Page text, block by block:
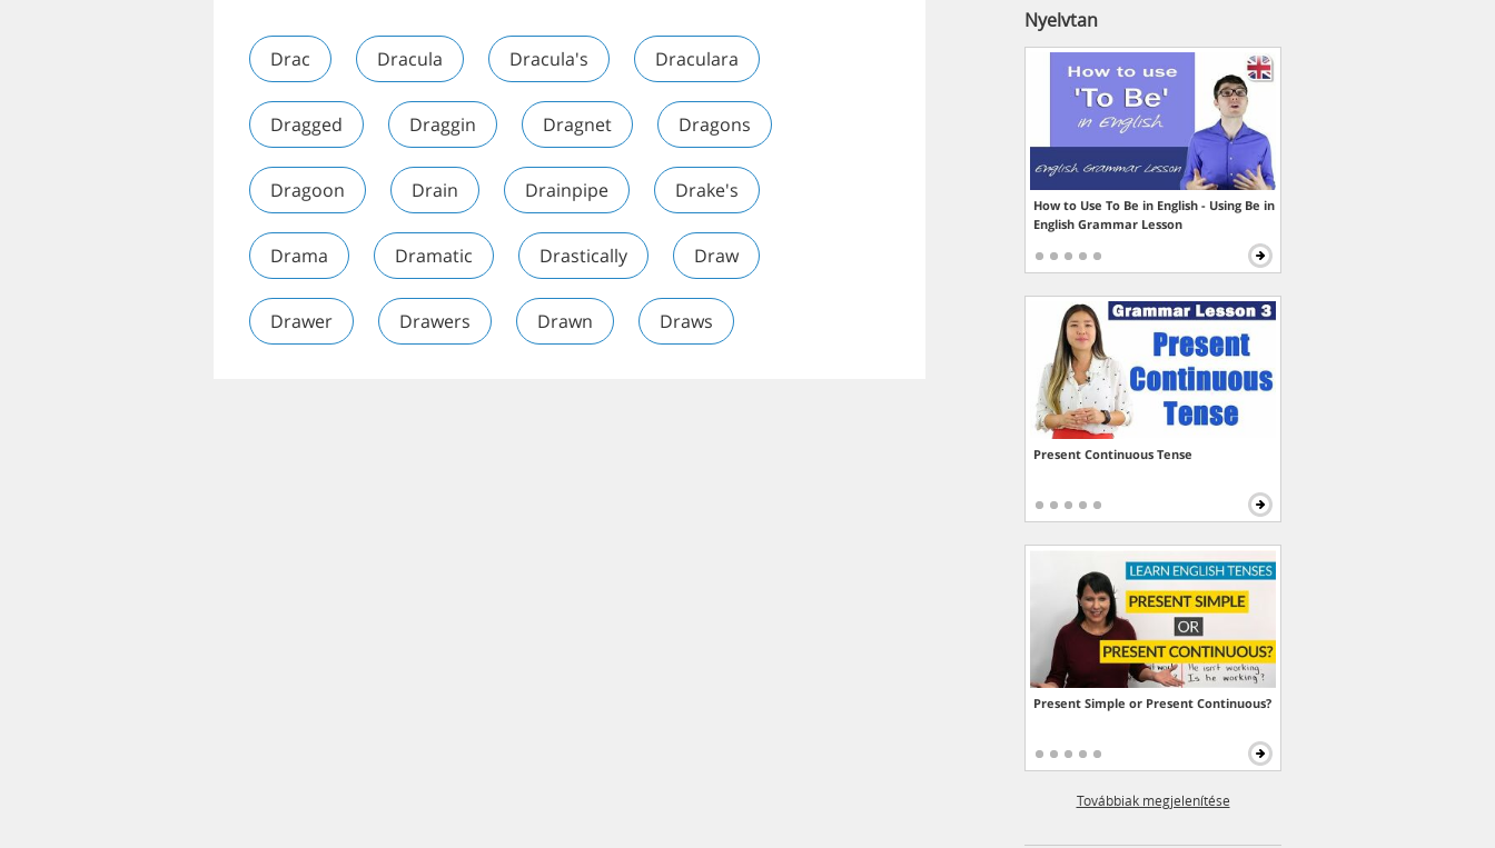
Drac Dracula Dracula's Draculara
Dragged Draggin Dragnet Dragons
Dragoon Drain Drainpipe Drake's
Drama Dramatic Drastically Draw
Drawer Drawers Drawn Draws
Nyelvtan
How to Use To Be in English - Using Be in
English Grammar Lesson
Present Continuous Tense
Present Simple or Present Continuous?
Továbbiak megjelenítése